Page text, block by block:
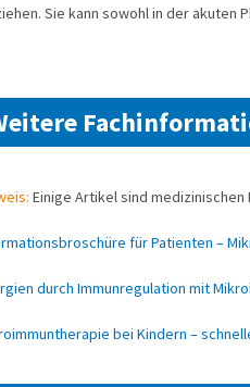
Sie kann sowohl in der akuten
Einige Artikel sind
für Patienten –
durch Immunregulation mit
bei Kindern –